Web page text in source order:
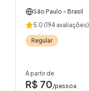
São Paulo - Brasil
5.0 (194 avaliações)
Regular
A partir de
R$ 70/pessoa